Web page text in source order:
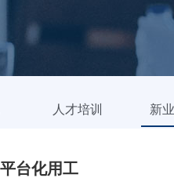
人才培训 新
平台化用工